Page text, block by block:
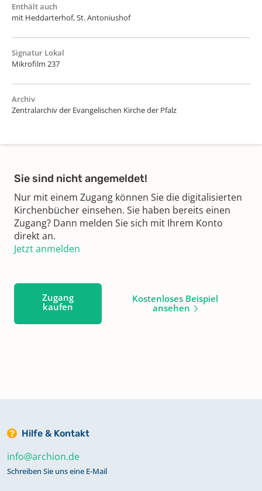
Enthält auch
mit Heddarterhof, St. Antoniushof
Signatur Lokal
Mikrofilm 237
Archiv
Zentralarchiv der Evangelischen Kirche der Pfalz
Sie sind nicht angemeldet!
Nur mit einem Zugang können Sie die digitalisierten
Kirchenbücher einsehen. Sie haben bereits einen
Zugang? Dann melden Sie sich mit Ihrem Konto
direkt an.
Jetzt anmelden
Zugang
kaufen
Kostenloses Beispiel
ansehen
Hilfe & Kontakt
info@archion.de
Schreiben Sie uns eine E-Mail